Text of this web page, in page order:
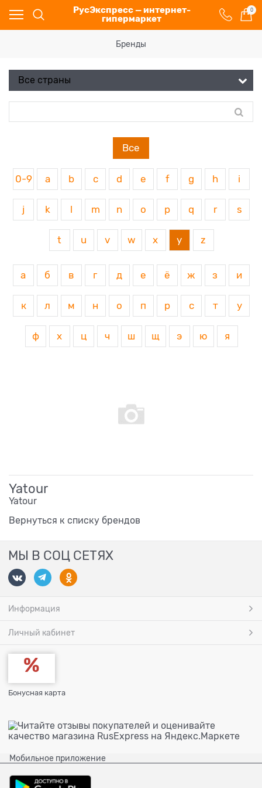
РусЭкспресс — интернет-
гипермаркет
0
Бренды
Все
0-9 a b c d e f g h i
j k m n o p q r s
t u v w x y z
а б в г д е ё ж з и
к л м н о п р с т у
ф х ц ч ш щ э ю я
Yatour
Yatour
Вернуться к списку брендов
МЫ В СОЦ СЕТЯХ
Информация
Личный кабинет
Бонусная карта
Мобильное приложение